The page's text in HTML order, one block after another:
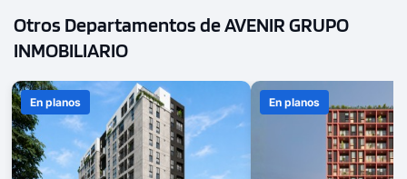
Otros Departamentos de AVENIR GRUPO
INMOBILIARIO
En planos En planos